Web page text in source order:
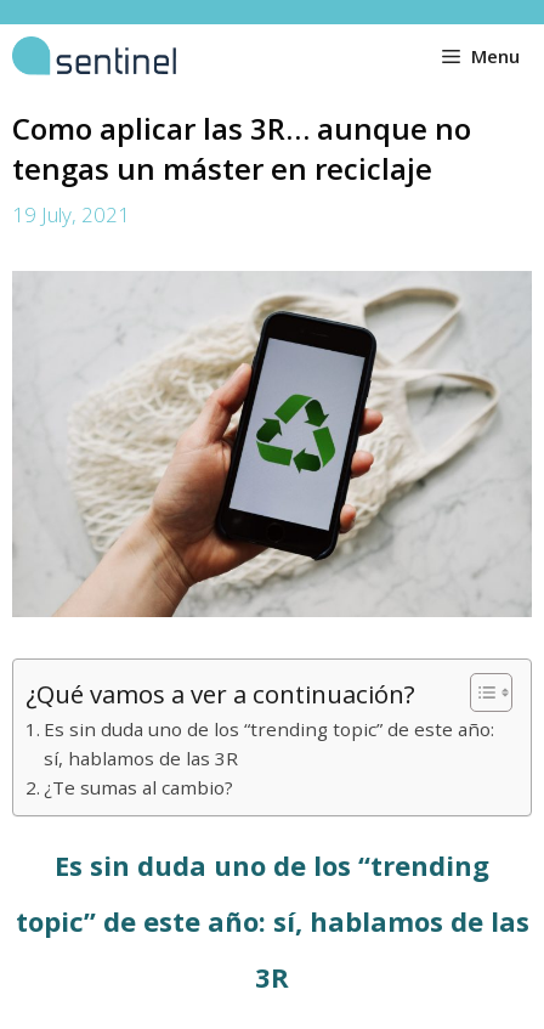
Menu
Como aplicar las 3R… aunque no
tengas un máster en reciclaje
19 July, 2021
¿Qué vamos a ver a continuación?
Es sin duda uno de los “trending topic” de este año:
sí, hablamos de las 3R
¿Te sumas al cambio?
Es sin duda uno de los “trending
topic” de este año: sí, hablamos de las
3R